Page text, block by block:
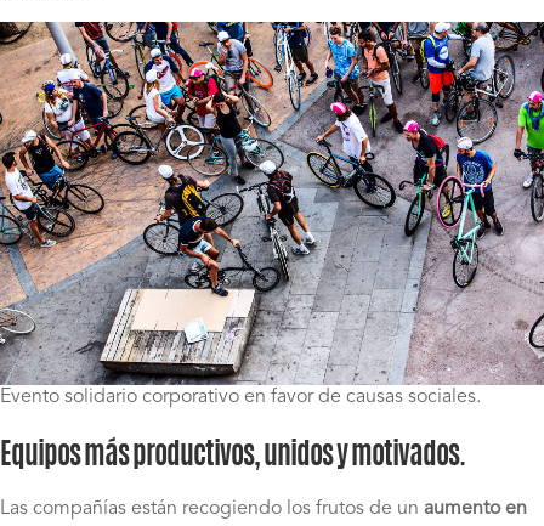
Evento solidario corporativo en favor de causas sociales.
Equipos más productivos, unidos y motivados.
Las compañías están recogiendo los frutos de un aumento en